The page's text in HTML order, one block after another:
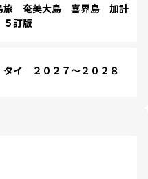
旅 奄美大島 喜界島 加計
訂版
イ ２０２７～２０２８